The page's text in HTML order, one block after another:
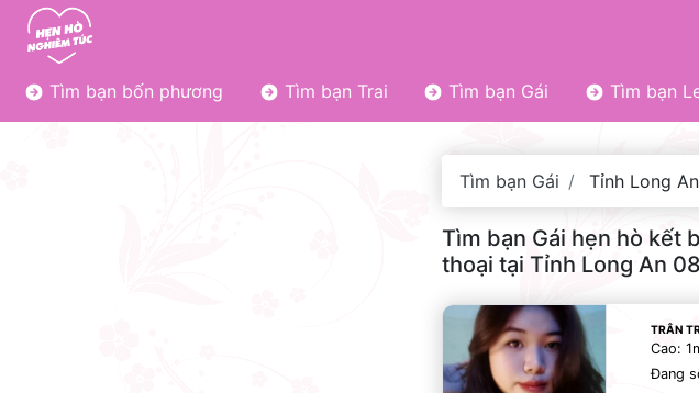
Tìm bạn bốn phương Tìm bạn Trai Tìm bạn Gái Tìm bạn
Tìm bạn Gái Tỉnh Long An
Tìm bạn Gái hẹn hò kết
thoại tại Tỉnh Long An
TRÂN
Cao:
Đang